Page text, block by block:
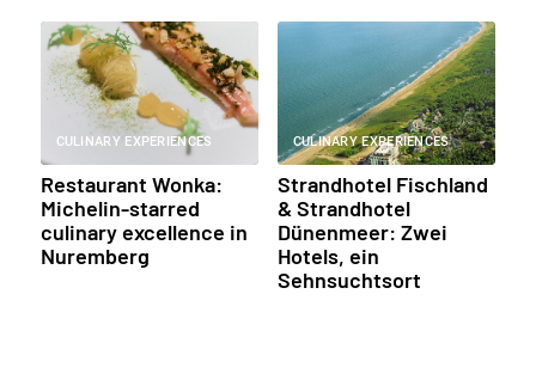
CULINARY EXPERIENCES
Restaurant Wonka:
Michelin-starred
culinary excellence in
Nuremberg
CULINARY EXPERIENCES
Strandhotel Fischland
& Strandhotel
Dünenmeer: Zwei
Hotels, ein
Sehnsuchtsort